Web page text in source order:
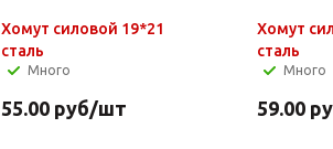
Хомут силовой 19*21
сталь
Много
55.00 руб/шт
Хомут
сталь
Много
59.00